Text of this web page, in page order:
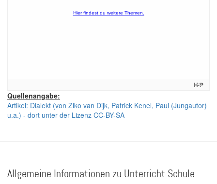
Quellenangabe:
Artikel: Dialekt (von Ziko van Dijk, Patrick Kenel, Paul (Jungautor)
u.a.) - dort unter der Lizenz CC-BY-SA
Allgemeine Informationen zu Unterricht.Schule